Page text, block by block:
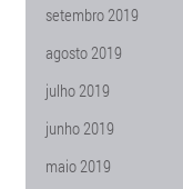
setembro 2019
agosto 2019
julho 2019
junho 2019
maio 2019